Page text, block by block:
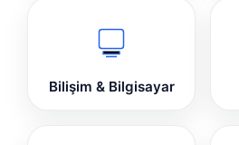
Bilişim & Bilgisayar